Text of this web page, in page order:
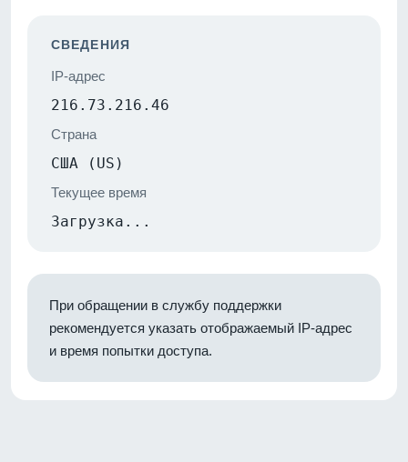
СВЕДЕНИЯ
IP-адрес
216.73.216.46
Страна
США (US)
Текущее время
Загрузка...
При обращении в службу поддержки
рекомендуется указать отображаемый IP-адрес
и время попытки доступа.